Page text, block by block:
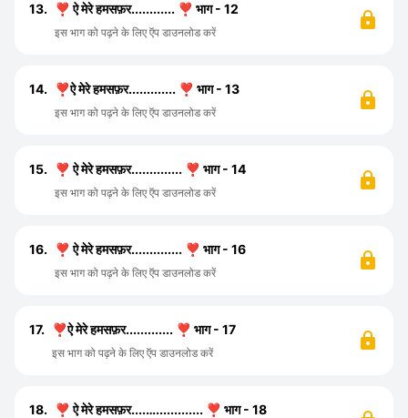
13. ❣️ ऐ मेरे हमसफ़र............ ❣️ भाग - 12
इस भाग को पढ़ने के लिए ऍप डाउनलोड करें
14. ❣️ऐ मेरे हमसफ़र............. ❣️ भाग - 13
इस भाग को पढ़ने के लिए ऍप डाउनलोड करें
15. ❣️ ऐ मेरे हमसफ़र.............. ❣️ भाग - 14
इस भाग को पढ़ने के लिए ऍप डाउनलोड करें
16. ❣️ ऐ मेरे हमसफ़र.............. ❣️ भाग - 16
इस भाग को पढ़ने के लिए ऍप डाउनलोड करें
17. ❣️ऐ मेरे हमसफ़र............. ❣️ भाग - 17
इस भाग को पढ़ने के लिए ऍप डाउनलोड करें
18. ❣️ ऐ मेरे हमसफ़र....…............. ❣️ भाग - 18